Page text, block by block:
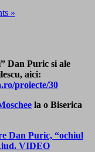
»
Dan Puric si ale
aici:
proiecte/30
la o Biserica
Dan Puric, “ochiul
VIDEO